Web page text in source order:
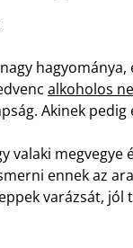
hagyománya,
alkoholos
Akinek pedig
valaki megvegye
ennek az
varázsát, jól